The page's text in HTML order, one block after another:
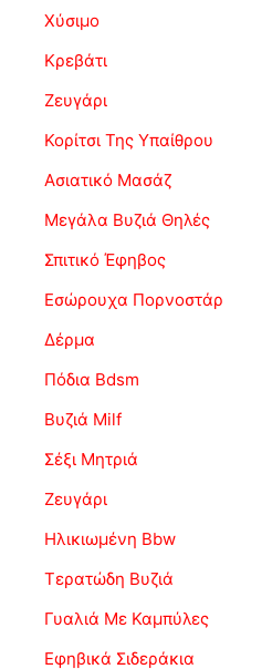
Χύσιμο
Κρεβάτι
Ζευγάρι
Κορίτσι Της Υπαίθρου
Ασιατικό Μασάζ
Μεγάλα Βυζιά Θηλές
Σπιτικό Έφηβος
Εσώρουχα Πορνοστάρ
Δέρμα
Πόδια Bdsm
Βυζιά Milf
Σέξι Μητριά
Ζευγάρι
Ηλικιωμένη Bbw
Τερατώδη Βυζιά
Γυαλιά Με Καμπύλες
Εφηβικά Σιδεράκια